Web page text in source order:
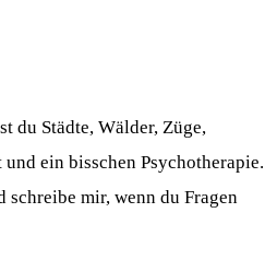
du Städte, Wälder, Züge,
ein bisschen Psychotherapie.
schreibe mir, wenn du Fragen